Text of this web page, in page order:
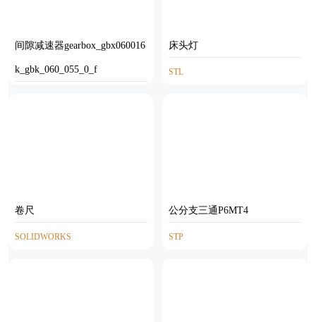
间隙减速器gearbox_gbx060016
k_gbk_060_055_0_f
床头灯
STL
卷尺
SOLIDWORKS
公分支三通P6MT4
STP